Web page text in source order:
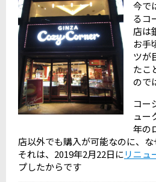
今で
るコ
店は
お手
ツが
たこ
ので
コー
ュー
年の
店以外でも購入が可能なのに、
それは、2019年2月22日にリニュ
プしたからです